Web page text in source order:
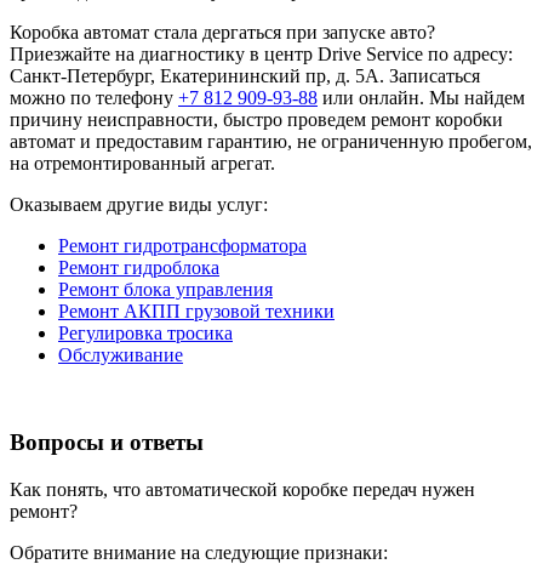
Коробка автомат стала дергаться при запуске авто?
Приезжайте на диагностику в центр Drive Service по адресу:
Санкт-Петербург, Екатерининский пр, д. 5А. Записаться
можно по телефону +7 812 909-93-88 или онлайн. Мы найдем
причину неисправности, быстро проведем ремонт коробки
автомат и предоставим гарантию, не ограниченную пробегом,
на отремонтированный агрегат.
Оказываем другие виды услуг:
Ремонт гидротрансформатора
Ремонт гидроблока
Ремонт блока управления
Ремонт АКПП грузовой техники
Регулировка тросика
Обслуживание
Вопросы и ответы
Как понять, что автоматической коробке передач нужен
ремонт?
Обратите внимание на следующие признаки: